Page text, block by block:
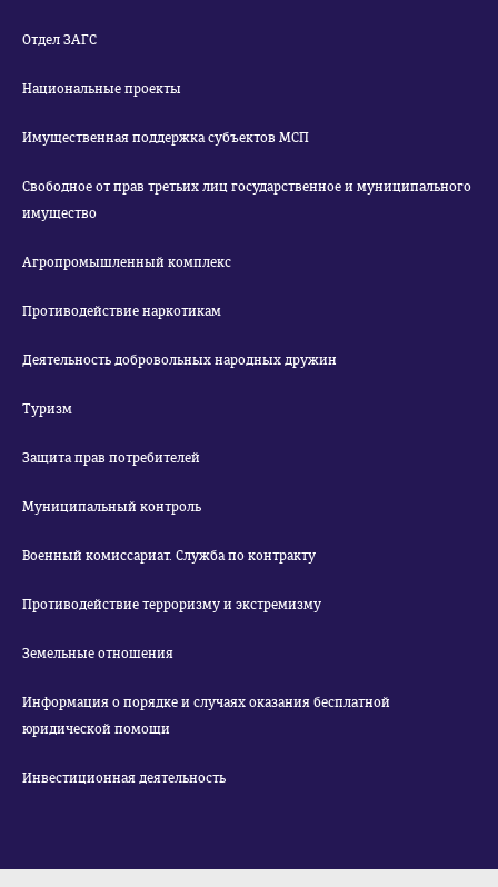
Отдел ЗАГС
Национальные проекты
Имущественная поддержка субъектов МСП
Свободное от прав третьих лиц государственное и муниципального
имущество
Агропромышленный комплекс
Противодействие наркотикам
Деятельность добровольных народных дружин
Туризм
Защита прав потребителей
Муниципальный контроль
Военный комиссариат. Служба по контракту
Противодействие терроризму и экстремизму
Земельные отношения
Информация о порядке и случаях оказания бесплатной
юридической помощи
Инвестиционная деятельность